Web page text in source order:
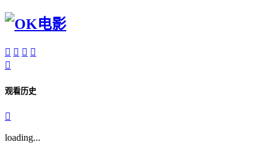
   

观看历史

loading...